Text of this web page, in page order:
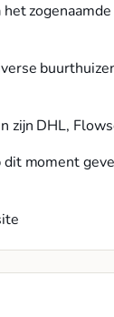
zijn DHL,
moment